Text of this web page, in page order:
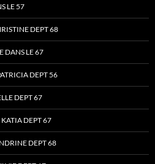
LE 57
DEPT 68
DANS LE 67
DEPT 56
DEPT 67
DEPT 67
DEPT 68